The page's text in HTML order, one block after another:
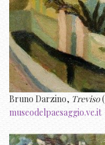
Bruno Darzino, Treviso(
museodelpaesaggio.ve.it